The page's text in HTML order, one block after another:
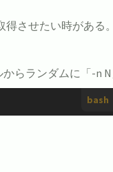
させたい時がある。
らランダムに「-n N
bash